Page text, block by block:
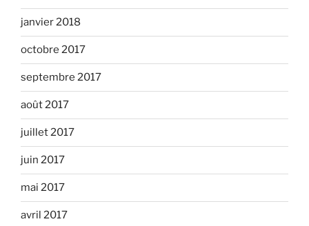
janvier 2018
octobre 2017
septembre 2017
août 2017
juillet 2017
juin 2017
mai 2017
avril 2017